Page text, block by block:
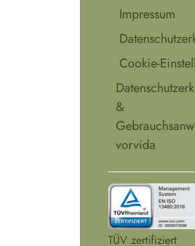
Impressum
Cookie-
&
vorvida
TÜV zertifiziert